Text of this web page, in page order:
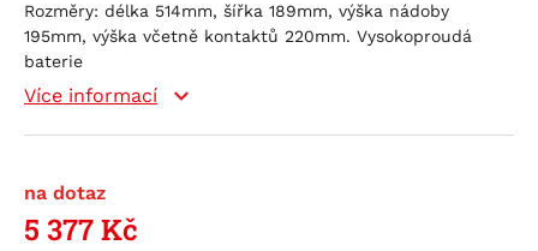
Rozměry: délka 514mm, šířka 189mm, výška nádoby
195mm, výška včetně kontaktů 220mm. Vysokoproudá
baterie
Více informací
na dotaz
5 377Kč